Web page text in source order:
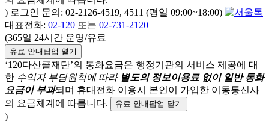
) 로그인 문의: 02-2126-4519, 4511 (평일 09:00~18:00)
대표전화: 02-120 또는 02-731-2120
(365일 24시간 운영/유료
유료 안내팝업 열기
‘120다산콜재단’의 통화요금은 행정기관의 서비스 제공에 대
한 수익자 부담원칙에 따라 별도의 정보이용료 없이 일반 통화
요금이 부과되며 휴대전화 이용시 본인이 가입한 이동통신사
의 요금체계에 따릅니다.
유료 안내팝업 닫기
)